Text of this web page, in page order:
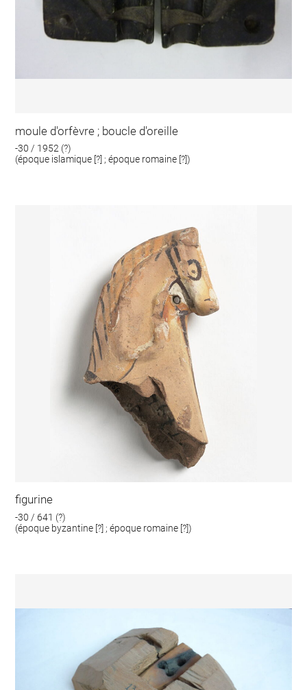
moule d'orfèvre ; boucle d'oreille
-30 / 1952 (?)
(époque islamique [?] ; époque romaine [?])
figurine
-30 / 641 (?)
(époque byzantine [?] ; époque romaine [?])